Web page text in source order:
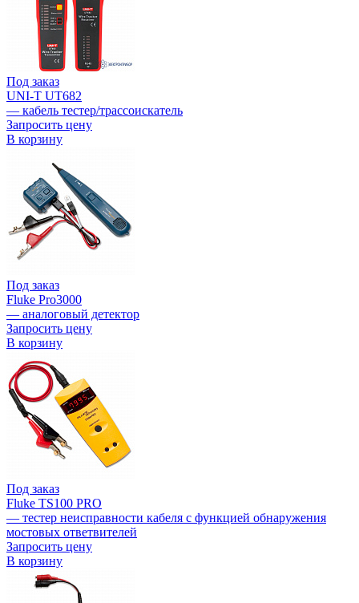
Под заказ
UNI-T UT682
— кабель тестер/трассоискатель
Запросить цену
В корзину
Под заказ
Fluke Pro3000
— аналоговый детектор
Запросить цену
В корзину
Под заказ
Fluke TS100 PRO
— тестер неисправности кабеля с функцией обнаружения
мостовых ответвителей
Запросить цену
В корзину